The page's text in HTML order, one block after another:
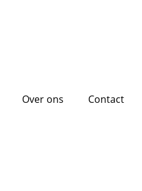
Over ons Contact
Financiële